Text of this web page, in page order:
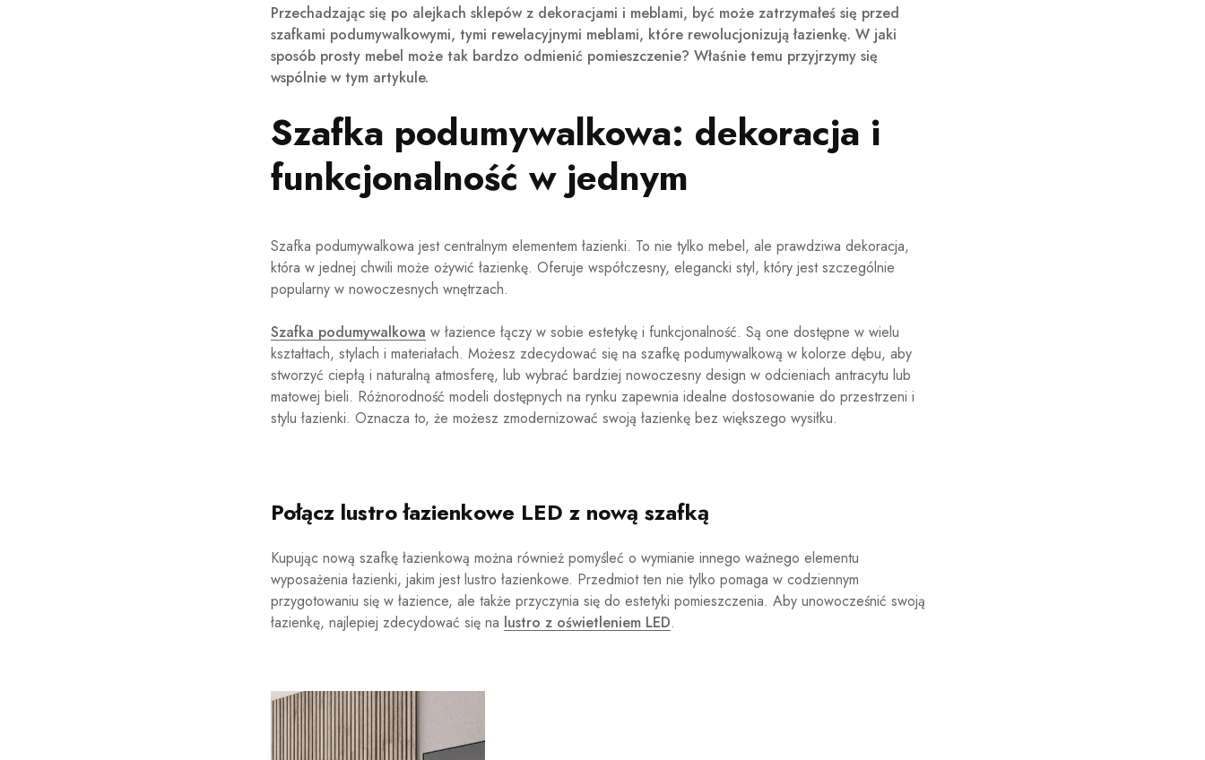
Przechadzając się po alejkach sklepów z dekoracjami i meblami, być może zatrzymałeś się przed
szafkami podumywalkowymi, tymi rewelacyjnymi meblami, które rewolucjonizują łazienkę. W jaki
sposób prosty mebel może tak bardzo odmienić pomieszczenie? Właśnie temu przyjrzymy się
wspólnie w tym artykule.
Szafka podumywalkowa: dekoracja i
funkcjonalność w jednym
Szafka podumywalkowa jest centralnym elementem łazienki. To nie tylko mebel, ale prawdziwa dekoracja,
która w jednej chwili może ożywić łazienkę. Oferuje współczesny, elegancki styl, który jest szczególnie
popularny w nowoczesnych wnętrzach.
Szafka podumywalkowa w łazience łączy w sobie estetykę i funkcjonalność. Są one dostępne w wielu
kształtach, stylach i materiałach. Możesz zdecydować się na szafkę podumywalkową w kolorze dębu, aby
stworzyć ciepłą i naturalną atmosferę, lub wybrać bardziej nowoczesny design w odcieniach antracytu lub
matowej bieli. Różnorodność modeli dostępnych na rynku zapewnia idealne dostosowanie do przestrzeni i
stylu łazienki. Oznacza to, że możesz zmodernizować swoją łazienkę bez większego wysiłku.
Połącz lustro łazienkowe LED z nową szafką
Kupując nową szafkę łazienkową można również pomyśleć o wymianie innego ważnego elementu
wyposażenia łazienki, jakim jest lustro łazienkowe. Przedmiot ten nie tylko pomaga w codziennym
przygotowaniu się w łazience, ale także przyczynia się do estetyki pomieszczenia. Aby unowocześnić swoją
łazienkę, najlepiej zdecydować się na lustro z oświetleniem LED.